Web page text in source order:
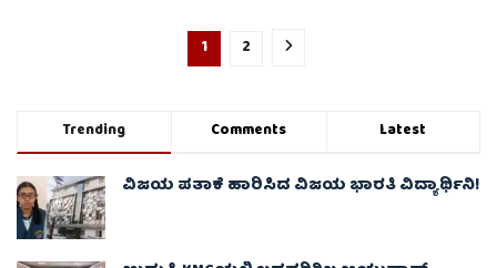
1 2
Trending Comments Latest
ವಿಜಯ ಪತಾಕೆ ಹಾರಿಸಿದ ವಿಜಯ ಭಾರತಿ ವಿದ್ಯಾರ್ಥಿನಿ!